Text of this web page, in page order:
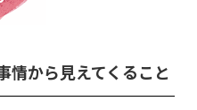
情から見えてくること